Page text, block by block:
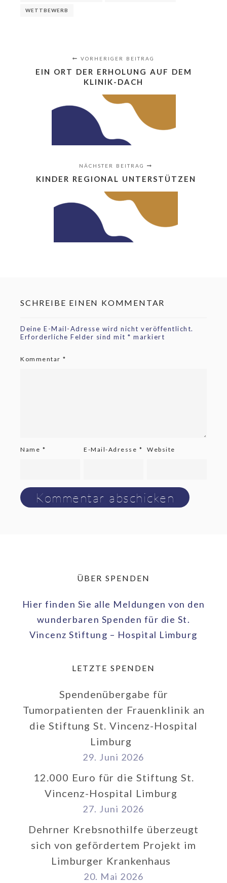
WETTBEWERB
VORHERIGER BEITRAG
EIN ORT DER ERHOLUNG AUF DEM
KLINIK-DACH
NÄCHSTER BEITRAG
KINDER REGIONAL UNTERSTÜTZEN
SCHREIBE EINEN KOMMENTAR
Deine E-Mail-Adresse wird nicht veröffentlicht.
Erforderliche Felder sind mit * markiert
Kommentar *
Name * E-Mail-Adresse * Website
ÜBER SPENDEN
Hier finden Sie alle Meldungen von den
wunderbaren Spenden für die St.
Vincenz Stiftung – Hospital Limburg
LETZTE SPENDEN
Spendenübergabe für
Tumorpatienten der Frauenklinik an
die Stiftung St. Vincenz-Hospital
Limburg
29. Juni 2026
12.000 Euro für die Stiftung St.
Vincenz-Hospital Limburg
27. Juni 2026
Dehrner Krebsnothilfe überzeugt
sich von gefördertem Projekt im
Limburger Krankenhaus
20. Mai 2026